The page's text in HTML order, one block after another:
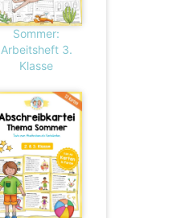
Sommer:
Arbeitsheft 3.
Klasse